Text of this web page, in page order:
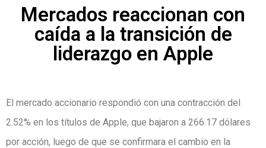
Mercados reaccionan con
caída a la transición de
liderazgo en Apple
El mercado accionario respondió con una contracción del
2.52% en los títulos de Apple, que bajaron a 266.17 dólares
por acción, luego de que se confirmara el cambio en la